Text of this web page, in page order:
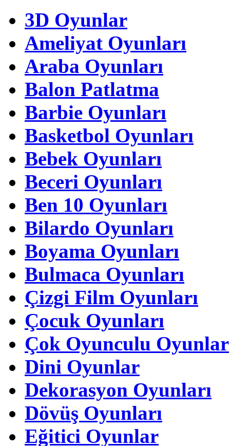
3D Oyunlar
Ameliyat Oyunları
Araba Oyunları
Balon Patlatma
Barbie Oyunları
Basketbol Oyunları
Bebek Oyunları
Beceri Oyunları
Ben 10 Oyunları
Bilardo Oyunları
Boyama Oyunları
Bulmaca Oyunları
Çizgi Film Oyunları
Çocuk Oyunları
Çok Oyunculu Oyunlar
Dini Oyunlar
Dekorasyon Oyunları
Dövüş Oyunları
Eğitici Oyunlar